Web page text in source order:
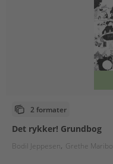
2 formater
Det rykker! Grundbog
Bodil Jeppesen Grethe Maribo